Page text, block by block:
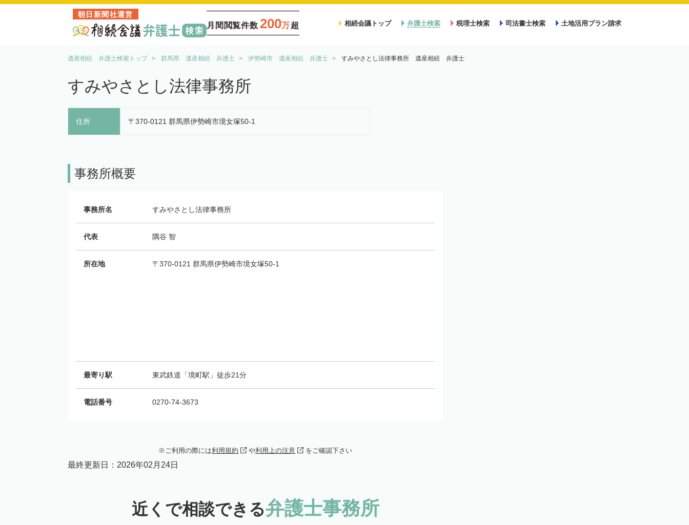
朝日新聞社運営
月間閲覧件数 200万超 相続会議トップ 弁護士検索 税理士検索 司法書士検索 土地活用プラン請求
遺産相続 弁護士検索トップ 群馬県 遺産相続 弁護士 伊勢崎市 遺産相続 弁護士 すみやさとし法律事務所 遺産相続 弁護士
すみやさとし法律事務所
住所 〒370-0121 群馬県伊勢崎市境女塚50-1
事務所概要
事務所名 すみやさとし法律事務所
代表 隅谷 智
所在地 〒370-0121 群馬県伊勢崎市境女塚50-1
最寄り駅 東武鉄道「境町駅」徒歩21分
電話番号 0270-74-3673
ご利用の際には利用規約 や利用上の注意 をご確認下さい
最終更新日： 2026年02月24日
近くで相談できる弁護士事務所